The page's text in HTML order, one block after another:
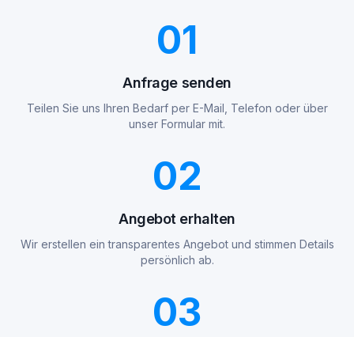
01
Anfrage senden
Teilen Sie uns Ihren Bedarf per E-Mail, Telefon oder über
unser Formular mit.
02
Angebot erhalten
Wir erstellen ein transparentes Angebot und stimmen Details
persönlich ab.
03